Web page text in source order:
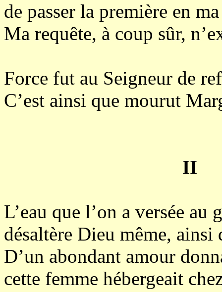
de passer la première en
Ma requête, à coup sûr,
Force fut au Seigneur de
C’est ainsi que mourut
II
L’eau que l’on a versée au
désaltère Dieu même, ainsi
D’un abondant amour
cette femme hébergeait